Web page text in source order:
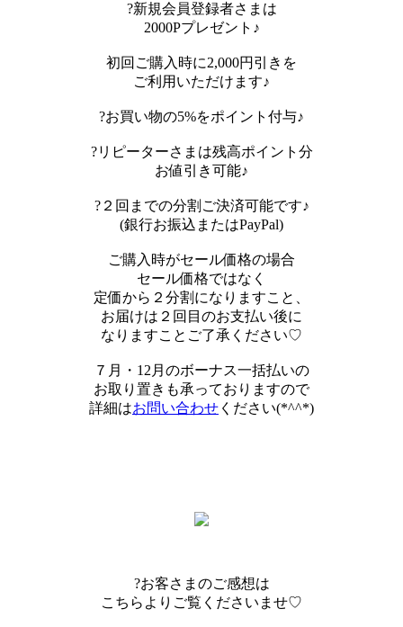
?新規会員登録者さまは
2000Pプレゼント♪
初回ご購入時に2,000円引きを
ご利用いただけます♪
?お買い物の5%をポイント付与♪
?リピーターさまは残高ポイント分
お値引き可能♪
?２回までの分割ご決済可能です♪
(銀行お振込またはPayPal)
ご購入時がセール価格の場合
セール価格ではなく
定価から２分割になりますこと、
お届けは２回目のお支払い後に
なりますことご了承ください♡
７月・12月のボーナス一括払いの
お取り置きも承っておりますので
詳細はお問い合わせ ください(*^^*)
?お客さまのご感想は
こちらよりご覧くださいませ♡